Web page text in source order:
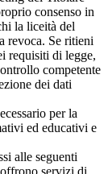
consenso in
la liceità del
revoca. Se ritieni
requisiti di legge,
competente
dei dati
per la
ed educativi e
alle seguenti
servizi di